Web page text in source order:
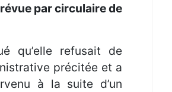
par circulaire de
qu’elle refusait de
précitée et a
à la suite d’un